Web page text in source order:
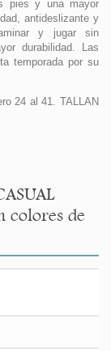
pies y una mayor
antideslizante y
y jugar sin
durabilidad. Las
temporada por su
24 al 41. TALLAN
colores de